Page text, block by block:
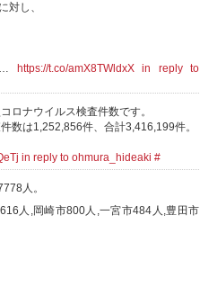
対し、
https://t.co/amX8TWldxX
in reply to
ロナウイルス検査件数です。
数は1,252,856件、合計3,416,199件。
in reply to ohmura_hideaki #
人。
人,岡崎市800人,一宮市484人,豊田市